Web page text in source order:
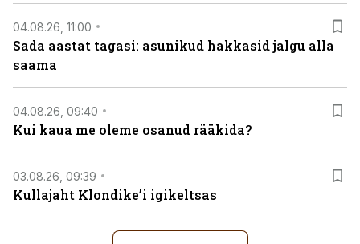
04.08.26, 11:00
Sada aastat tagasi: asunikud hakkasid jalgu alla
saama
04.08.26, 09:40
Kui kaua me oleme osanud rääkida?
03.08.26, 09:39
Kullajaht Klondike’i igikeltsas